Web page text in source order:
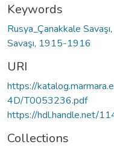
Keywords
Rusya_Çanakkale
Savaşı, 1915-1916
URI
https://
4D/T0053236.pdf
https://hdl.handle.net/
Collections